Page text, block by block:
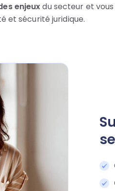
enjeuxdu secteur et
et sécurité juridique.